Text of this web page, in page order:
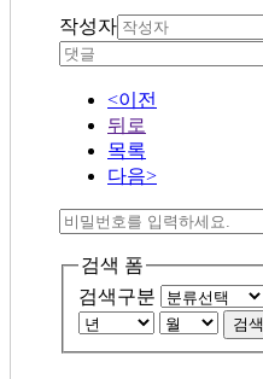
작성자
<이전
뒤로
목록
다음>
검색 폼
검색구분
검색